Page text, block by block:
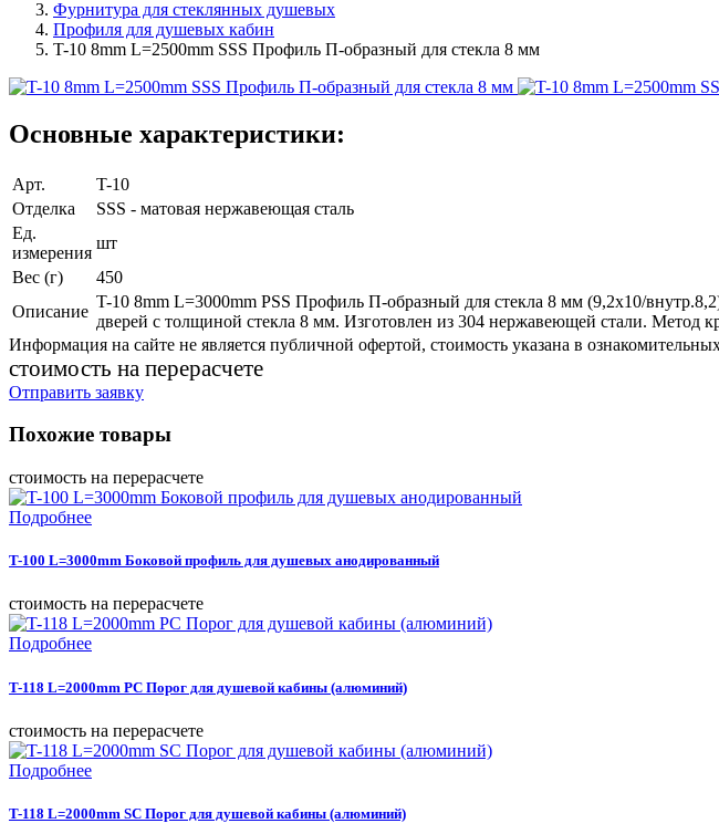
Фурнитура для стеклянных душевых
Профиля для душевых кабин
T-10 8mm L=2500mm SSS Профиль П-образный для стекла 8 мм
Основные характеристики:
Арт.
T-10
Отделка
SSS - матовая нержавеющая сталь
Ед.
измерения
шт
Вес (г)
450
Описание
T-10 8mm L=3000mm PSS Профиль П-образный для стекла 8 мм (9,2х10/
дверей с толщиной стекла 8 мм. Изготовлен из 304 нержавеющей стали. Метод
Информация на сайте не является публичной офертой, стоимость указана в
cтоимость на перерасчете
Отправить заявку
Похожие товары
cтоимость на перерасчете
Подробнее
T-100 L=3000mm Боковой профиль для душевых анодированный
cтоимость на перерасчете
Подробнее
T-118 L=2000mm PC Порог для душевой кабины (алюминий)
cтоимость на перерасчете
Подробнее
T-118 L=2000mm SC Порог для душевой кабины (алюминий)